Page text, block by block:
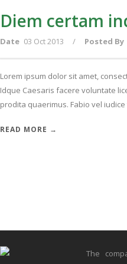
Diem certam
Date 03 Oct 2013 / Posted By
Lorem ipsum dolor sit amet,
Idque Caesaris facere voluntate
prodita quaerimus. Fabio vel iudice
READ MORE →
The